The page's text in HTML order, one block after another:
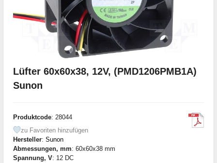
Lüfter 60x60x38, 12V, (PMD1206PMB1A)
Sunon
Produktcode: 28044
zu Favoriten hinzufügen
Hersteller: Sunon
Abmessungen, mm: 60x60x38 mm
Spannung, V: 12 DC